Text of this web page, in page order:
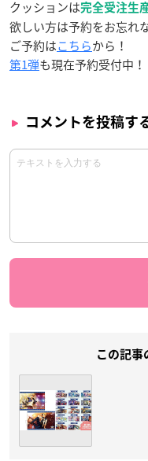
クッションは完全受注生
欲しい方は予約をお忘れ
ご予約はこちらから！
第1弾も現在予約受付中！
コメントを投稿す
この記事